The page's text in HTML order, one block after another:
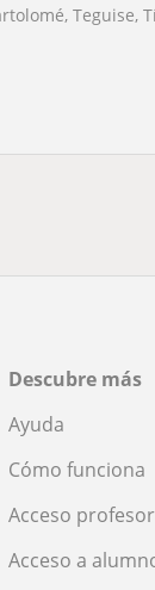
Teguise, Tías, Tinajo,
Descubre más
Ayuda
Cómo funciona
Acceso
Acceso a